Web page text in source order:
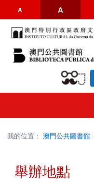
A A
我的位置： 澳門公共圖書館
舉辦地點